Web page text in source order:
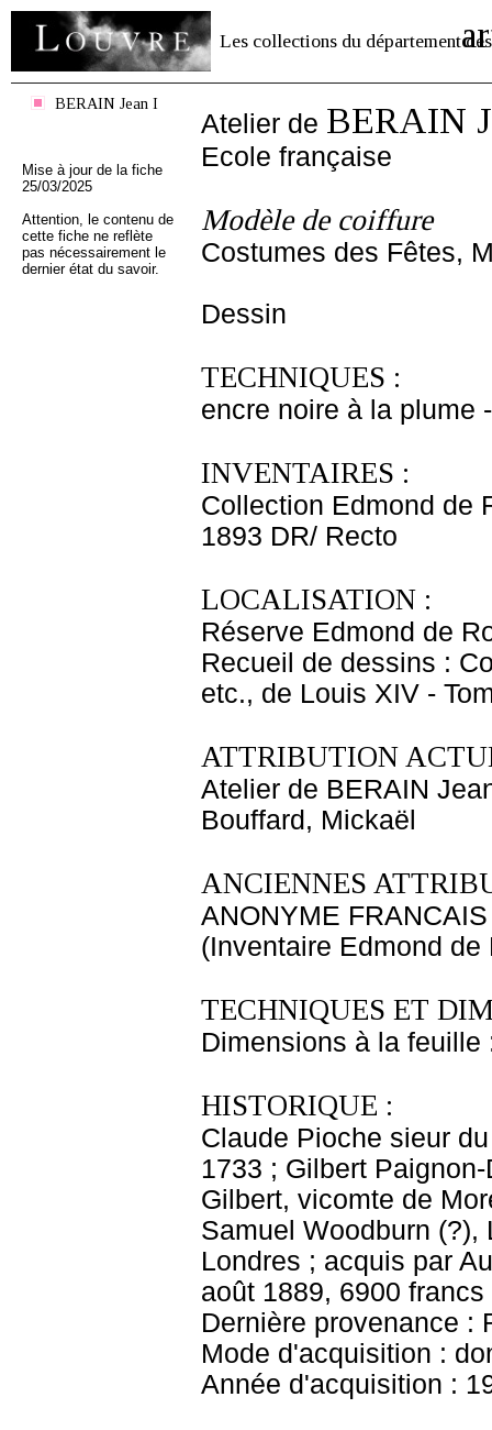
Les collections du département des
BERAIN Jean I
Mise à jour de la fiche
25/03/2025
Attention, le contenu de
cette fiche ne reflète
pas nécessairement le
dernier état du savoir.
Atelier de BERAIN
Ecole française
Modèle de coiffure
Costumes des Fêtes,
Dessin
TECHNIQUES :
encre noire à la plume
INVENTAIRES :
Collection Edmond de
1893 DR/ Recto
LOCALISATION :
Réserve Edmond de
Recueil de dessins :
etc., de Louis XIV -
ATTRIBUTION
Atelier de BERAIN
Bouffard, Mickaël
ANCIENNES
ANONYME FRANCAIS
(Inventaire Edmond
TECHNIQUES ET
Dimensions à la
HISTORIQUE :
Claude Pioche sieur
1733 ; Gilbert
Gilbert, vicomte de
Samuel Woodburn
Londres ; acquis par
août 1889, 6900
Dernière provenance :
Mode d'acquisition :
Année d'acquisition :